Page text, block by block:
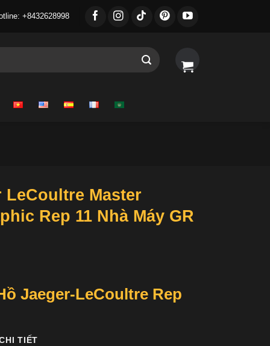
+8432628998
Master
Rep 11 Nhà Máy GR
Jaeger-LeCoultre Rep
TIẾT